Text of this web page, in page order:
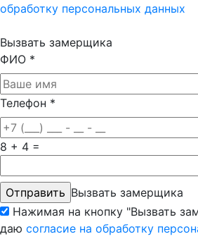
обработку персональных данных
Вызвать замерщика
ФИО *
Телефон *
8 + 4 =
Вызвать замерщика
Нажимая на кнопку "Вызвать
даю согласие на обработку